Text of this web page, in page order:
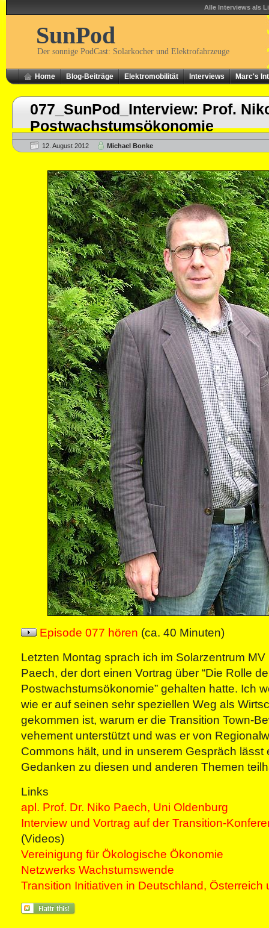
Alle Interviews als
SunPod
Der sonnige PodCast: Solarkocher und Elektrofahrzeuge
Home Blog-Beiträge Elektromobilität Interviews Marc's
077_SunPod_Interview: Prof.
Postwachstumsökonomie
12. August 2012 Michael Bonke
Episode 077 hören (ca. 40 Minuten)
Letzten Montag sprach ich im Solarzentrum MV
Paech, der dort einen Vortrag über “Die Rolle
Postwachstumsökonomie” gehalten hatte. Ich
wie er auf seinen sehr speziellen Weg als
gekommen ist, warum er die Transition Town-
vehement unterstützt und was er von
Commons hält, und in unserem Gespräch lässt
Gedanken zu diesen und anderen Themen
Links
apl. Prof. Dr. Niko Paech, Uni Oldenburg
Interview und Vortrag auf der Transition-
(Videos)
Vereinigung für Ökologische Ökonomie
Netzwerks Wachstumswende
Transition Initiativen in Deutschland, Österreich